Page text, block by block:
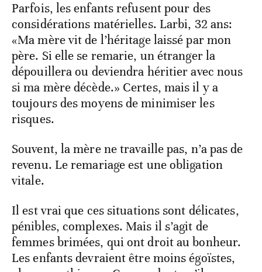
Parfois, les enfants refusent pour des
considérations matérielles. Larbi, 32 ans:
«Ma mère vit de l’héritage laissé par mon
père. Si elle se remarie, un étranger la
dépouillera ou deviendra héritier avec nous
si ma mère décède.» Certes, mais il y a
toujours des moyens de minimiser les
risques.
Souvent, la mère ne travaille pas, n’a pas de
revenu. Le remariage est une obligation
vitale.
Il est vrai que ces situations sont délicates,
pénibles, complexes. Mais il s’agit de
femmes brimées, qui ont droit au bonheur.
Les enfants devraient être moins égoïstes,